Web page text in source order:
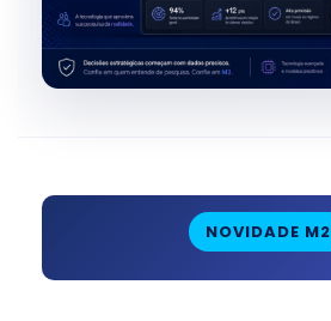
NOVIDADE M2